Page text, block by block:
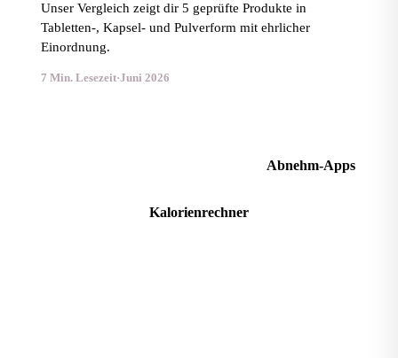
Unser Vergleich zeigt dir 5 geprüfte Produkte in
Tabletten-, Kapsel- und Pulverform mit ehrlicher
Einordnung.
7 Min. Lesezeit·Juni 2026
Abnehm-Apps
Kalorienrechner